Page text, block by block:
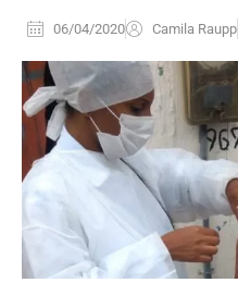
06/04/2020 Camila Raupp